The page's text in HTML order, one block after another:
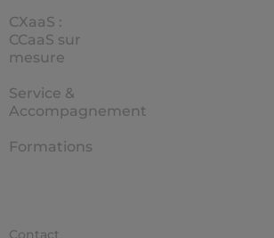
CXaaS :
CCaaS sur
mesure
Service &
Accompagnement
Formations
Contact